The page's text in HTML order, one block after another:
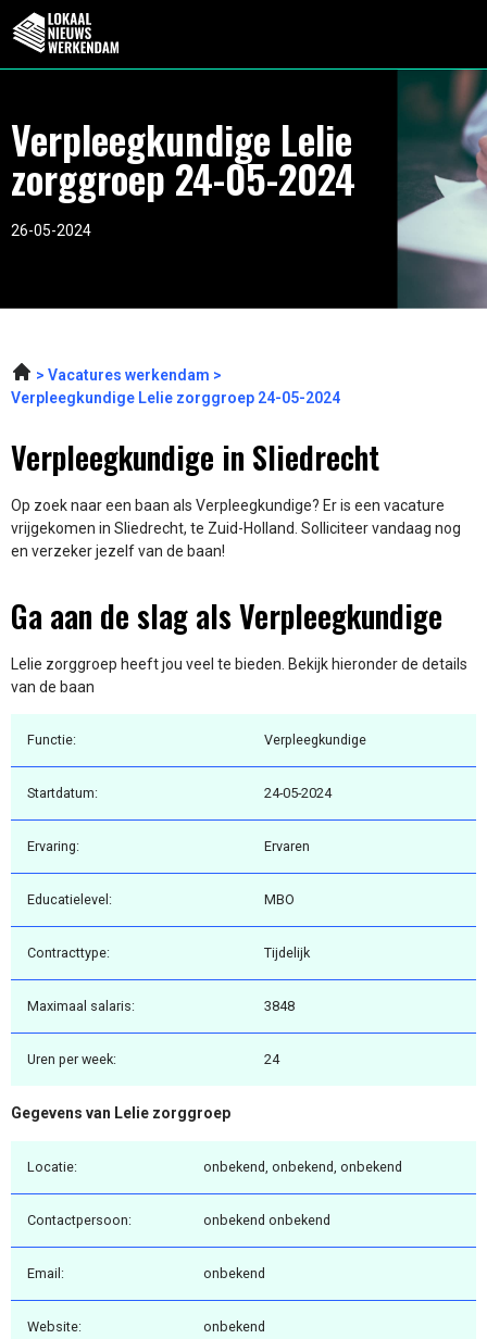
Verpleegkundige Lelie
zorggroep 24-05-2024
26-05-2024
Vacatures werkendam
Verpleegkundige Lelie zorggroep 24-05-2024
Verpleegkundige in Sliedrecht
Op zoek naar een baan als Verpleegkundige? Er is een vacature
vrijgekomen in Sliedrecht, te Zuid-Holland. Solliciteer vandaag nog
en verzeker jezelf van de baan!
Ga aan de slag als Verpleegkundige
Lelie zorggroep heeft jou veel te bieden. Bekijk hieronder de details
van de baan
Functie: Verpleegkundige
Startdatum: 24-05-2024
Ervaring: Ervaren
Educatielevel: MBO
Contracttype: Tijdelijk
Maximaal salaris: 3848
Uren per week: 24
Gegevens van Lelie zorggroep
Locatie: onbekend, onbekend, onbekend
Contactpersoon: onbekend onbekend
Email: onbekend
Website: onbekend